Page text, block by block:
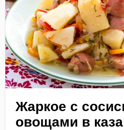
Жаркое с
овощами в